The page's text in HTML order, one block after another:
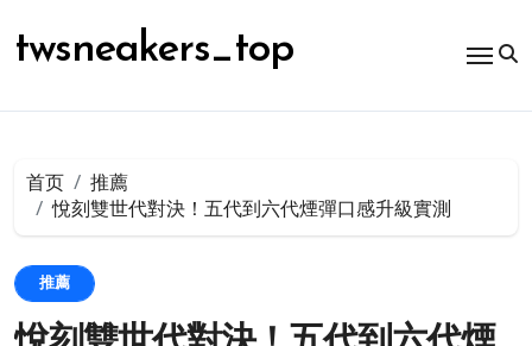
容
twsneakers_top
首页
推薦
悅刻雙世代對決！五代到六代煙彈口感升級實測
推薦